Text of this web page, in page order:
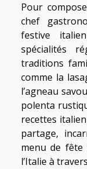
Pour
chef
festive
spécialités
traditions
comme la
l’agneau
polenta
recettes
partage,
menu de fête
l’Italie à